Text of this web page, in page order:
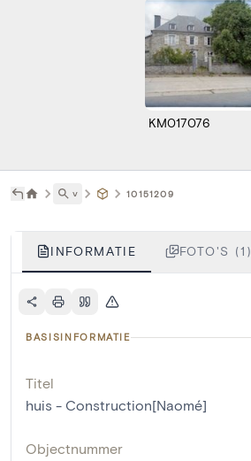
KM017076
˅ 10151209
INFORMATIE FOTO'S (1)
BASISINFORMATIE
Titel
huis - Construction[Naomé]
Objectnummer